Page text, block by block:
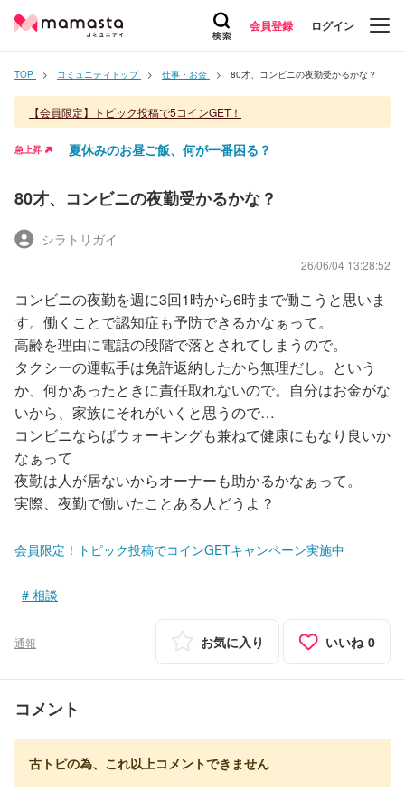
会員登録 ログイン
TOP コミュニティトップ 仕事・お金 80才、コンビニの夜勤受かるかな？
【会員限定】トピック投稿で5コインGET！
急上昇 夏休みのお昼ご飯、何が一番困る？
80才、コンビニの夜勤受かるかな？
シラトリガイ
26/06/04 13:28:52
コンビニの夜勤を週に3回1時から6時まで働こうと思いま
す。働くことで認知症も予防できるかなぁって。
高齢を理由に電話の段階で落とされてしまうので。
タクシーの運転手は免許返納したから無理だし。という
か、何かあったときに責任取れないので。自分はお金がな
いから、家族にそれがいくと思うので…
コンビニならばウォーキングも兼ねて健康にもなり良いか
なぁって
夜勤は人が居ないからオーナーも助かるかなぁって。
実際、夜勤で働いたことある人どうよ？
会員限定！トピック投稿でコインGETキャンペーン実施中
相談
通報 お気に入り いいね 0
コメント
古トピの為、これ以上コメントできません